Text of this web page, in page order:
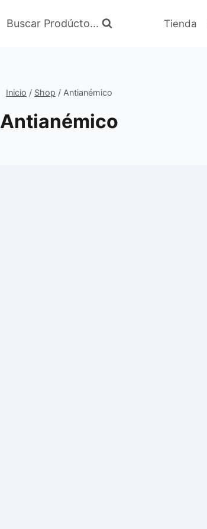
Buscar Prodúcto... Tienda
Inicio / Shop / Antianémico
Antianémico